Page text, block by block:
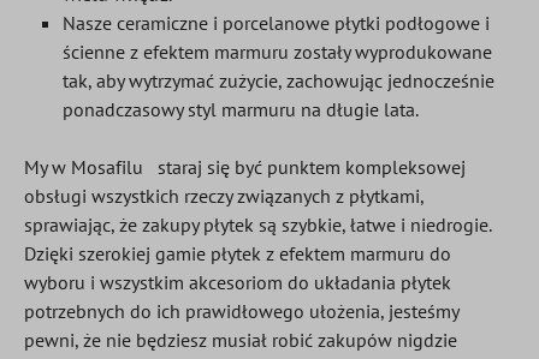
Nasze ceramiczne i porcelanowe płytki podłogowe i
ścienne z efektem marmuru zostały wyprodukowane
tak, aby wytrzymać zużycie, zachowując jednocześnie
ponadczasowy styl marmuru na długie lata.
My w Mosafilu
staraj się być punktem kompleksowej
obsługi wszystkich rzeczy związanych z płytkami,
sprawiając, że zakupy płytek są szybkie, łatwe i niedrogie.
Dzięki szerokiej gamie płytek z efektem marmuru do
wyboru i wszystkim akcesoriom do układania płytek
potrzebnych do ich prawidłowego ułożenia, jesteśmy
pewni, że nie będziesz musiał robić zakupów nigdzie